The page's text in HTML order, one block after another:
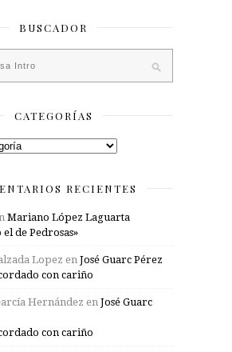
BUSCADOR
CATEGORÍAS
RECIENTES
Mariano López Laguarta
de Pedrosas»
Lopez en José Guarc Pérez
con cariño
Hernández en José Guarc
con cariño